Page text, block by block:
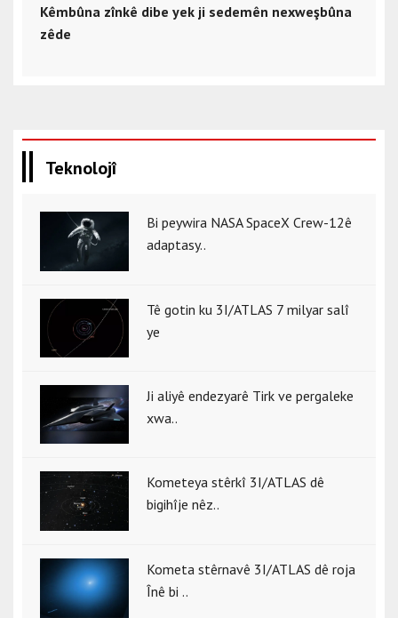
Kêmbûna zînkê dibe yek ji sedemên nexweşbûna
zêde
Teknolojî
Bi peywira NASA SpaceX Crew-12ê
adaptasy..
Tê gotin ku 3I/ATLAS 7 milyar salî
ye
Ji aliyê endezyarê Tirk ve pergaleke
xwa..
Kometeya stêrkî 3I/ATLAS dê
bigihîje nêz..
Kometa stêrnavê 3I/ATLAS dê roja
Înê bi ..